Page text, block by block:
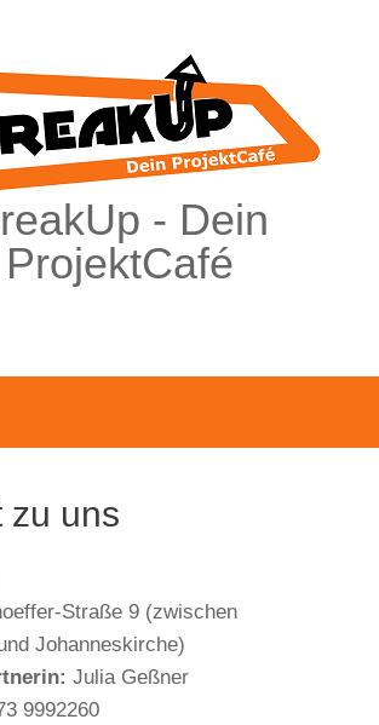
- Dein
ProjektCafé
zu uns
Straße 9 (zwischen
Johanneskirche)
Julia Geßner
9992260